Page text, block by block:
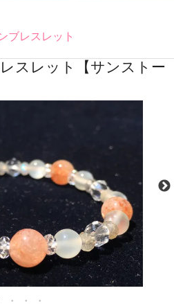
ブレスレット
スレット【サンストー